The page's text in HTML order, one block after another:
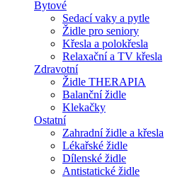
Bytové
Sedací vaky a pytle
Židle pro seniory
Křesla a polokřesla
Relaxační a TV křesla
Zdravotní
Židle THERAPIA
Balanční židle
Klekačky
Ostatní
Zahradní židle a křesla
Lékařské židle
Dílenské židle
Antistatické židle